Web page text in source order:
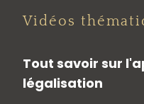
Vidéos
Tout savoir sur
légalisation